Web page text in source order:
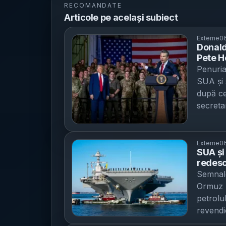
RECOMANDATE
Articole pe același subiect
Externe
Pete
cere
SUA și
după
potrivit
marja
cu
Miza,
ale
Externe
SUA
sudul
Ormuz